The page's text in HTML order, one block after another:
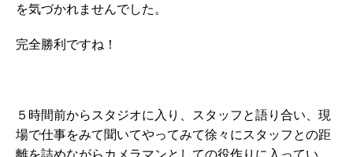
を気づかれませんでした。
完全勝利ですね！
５時間前からスタジオに入り、スタッフと語り合い、現
場で仕事をみて聞いてやってみて徐々にスタッフとの距